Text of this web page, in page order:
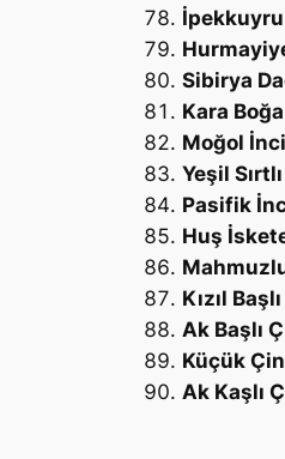
Sibirya
Kara
Moğol
Yeşil
Pasifik
Huş
Kızıl
Ak Başlı
Küçük
Ak Kaşlı